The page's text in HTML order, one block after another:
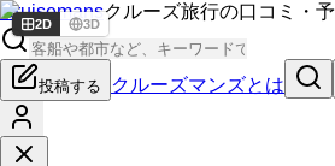
Cruisemansクルーズ旅行の口コミ・
投稿する クルーズマンズとは
2D 3D